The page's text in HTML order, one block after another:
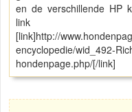
en de verschillende HP
link
[link]http://
encyclopedie/wid_492-
hondenpage.php/[/link]